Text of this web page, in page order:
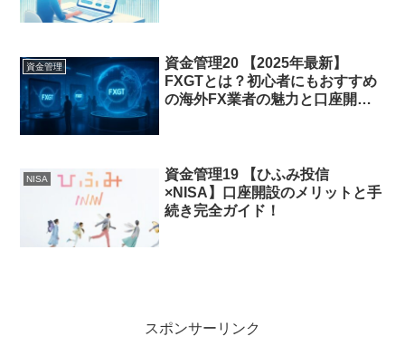
資金管理
資金管理20 【2025年最新】
FXGTとは？初心者にもおすすめ
の海外FX業者の魅力と口座開設
NISA
資金管理19 【ひふみ投信
×NISA】口座開設のメリットと手
続き完全ガイド！
スポンサーリンク